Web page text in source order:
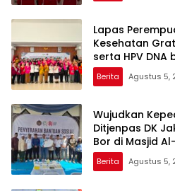
Lapas
Kesehatan
serta HPV
Binaan
Berita Agustus 5,
Wujudkan
Ditjenpas DK
Bor di Masjid
Berita Agustus 5,